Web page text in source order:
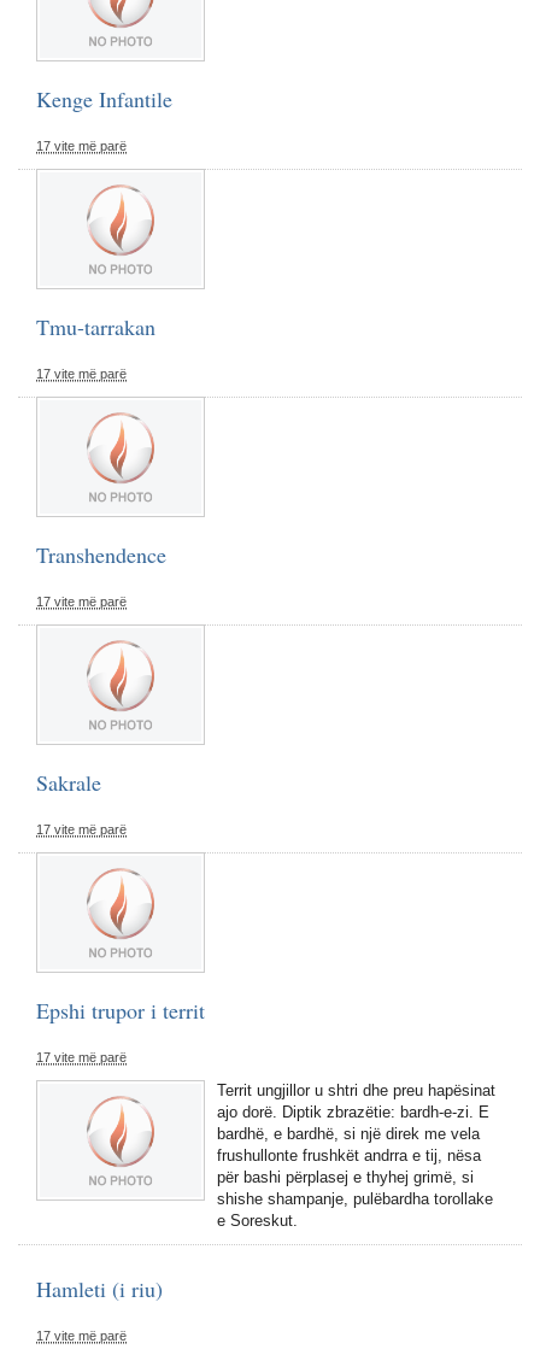
Kenge Infantile
17 vite më parë
Tmu-tarrakan
17 vite më parë
Transhendence
17 vite më parë
Sakrale
17 vite më parë
Epshi trupor i territ
17 vite më parë
Territ ungjillor u shtri dhe preu hapësinat
ajo dorë. Diptik zbrazëtie: bardh-e-zi. E
bardhë, e bardhë, si një direk me vela
frushullonte frushkët andrra e tij, nësa
për bashi përplasej e thyhej grimë, si
shishe shampanje, pulëbardha torollake
e Soreskut.
Hamleti (i riu)
17 vite më parë